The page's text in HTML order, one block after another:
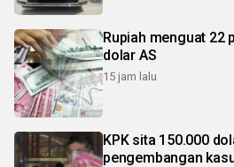
Rupiah menguat 22
dolar AS
15 jam lalu
KPK sita 150.000
pengembangan